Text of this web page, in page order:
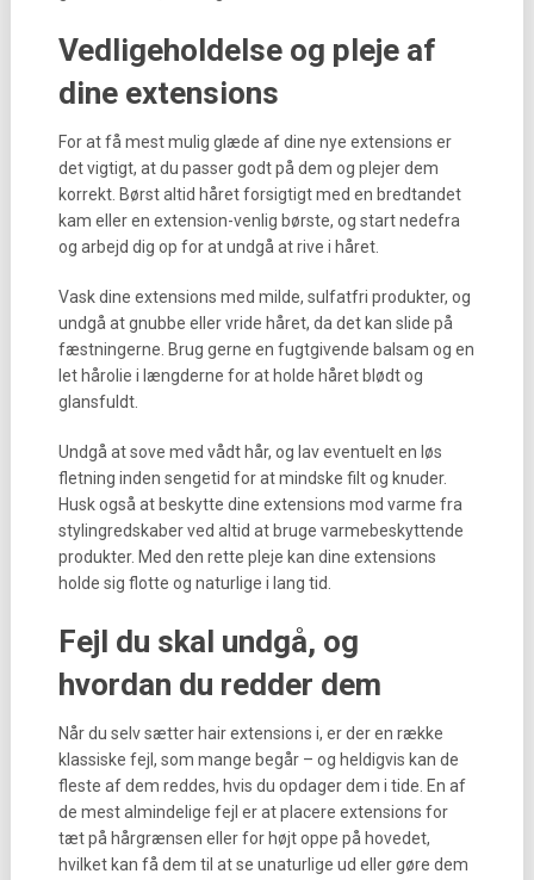
Vedligeholdelse og pleje af
dine extensions
For at få mest mulig glæde af dine nye extensions er
det vigtigt, at du passer godt på dem og plejer dem
korrekt. Børst altid håret forsigtigt med en bredtandet
kam eller en extension-venlig børste, og start nedefra
og arbejd dig op for at undgå at rive i håret.
Vask dine extensions med milde, sulfatfri produkter, og
undgå at gnubbe eller vride håret, da det kan slide på
fæstningerne. Brug gerne en fugtgivende balsam og en
let hårolie i længderne for at holde håret blødt og
glansfuldt.
Undgå at sove med vådt hår, og lav eventuelt en løs
fletning inden sengetid for at mindske filt og knuder.
Husk også at beskytte dine extensions mod varme fra
stylingredskaber ved altid at bruge varmebeskyttende
produkter. Med den rette pleje kan dine extensions
holde sig flotte og naturlige i lang tid.
Fejl du skal undgå, og
hvordan du redder dem
Når du selv sætter hair extensions i, er der en række
klassiske fejl, som mange begår – og heldigvis kan de
fleste af dem reddes, hvis du opdager dem i tide. En af
de mest almindelige fejl er at placere extensions for
tæt på hårgrænsen eller for højt oppe på hovedet,
hvilket kan få dem til at se unaturlige ud eller gøre dem